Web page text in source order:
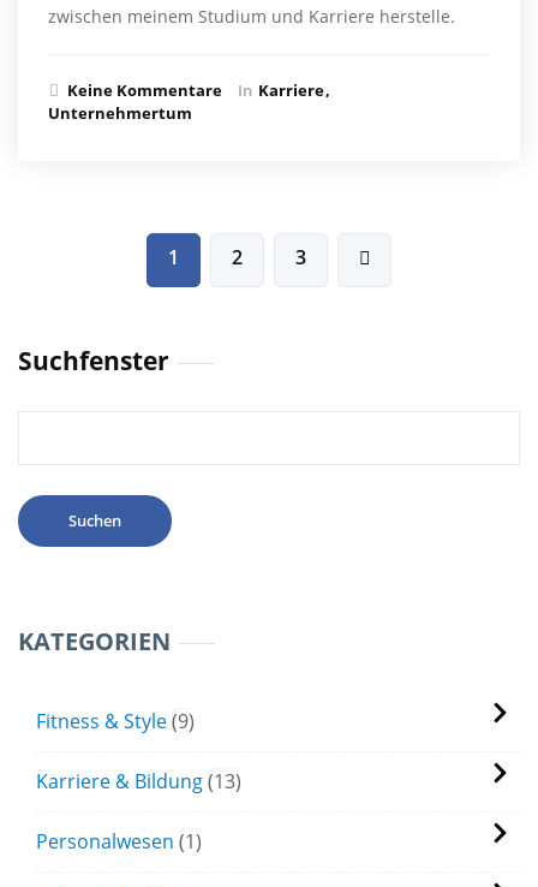
zwischen meinem Studium und Karriere herstelle.
Keine Kommentare In Karriere
Unternehmertum
Beitragsnavigation
1 2 3
Suchfenster
KATEGORIEN
Fitness & Style 9
Karriere & Bildung 13
Personalwesen 1